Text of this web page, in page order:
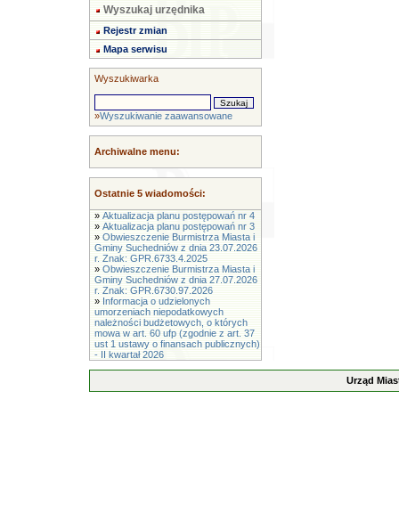
Wyszukaj urzędnika
Rejestr zmian
Mapa serwisu
Wyszukiwarka
»Wyszukiwanie zaawansowane
Archiwalne menu:
Ostatnie 5 wiadomości:
» Aktualizacja planu postępowań nr 4
» Aktualizacja planu postępowań nr 3
» Obwieszczenie Burmistrza Miasta i
Gminy Suchedniów z dnia 23.07.2026
r. Znak: GPR.6733.4.2025
» Obwieszczenie Burmistrza Miasta i
Gminy Suchedniów z dnia 27.07.2026
r. Znak: GPR.6730.97.2026
» Informacja o udzielonych
umorzeniach niepodatkowych
należności budżetowych, o których
mowa w art. 60 ufp (zgodnie z art. 37
ust 1 ustawy o finansach publicznych)
- II kwartał 2026
Urząd